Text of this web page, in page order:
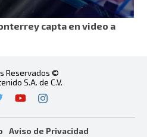
capta en video a
Reservados ©
S.A. de C.V.
Aviso de Privacidad